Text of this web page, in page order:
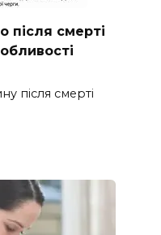
після смерті
після смерті